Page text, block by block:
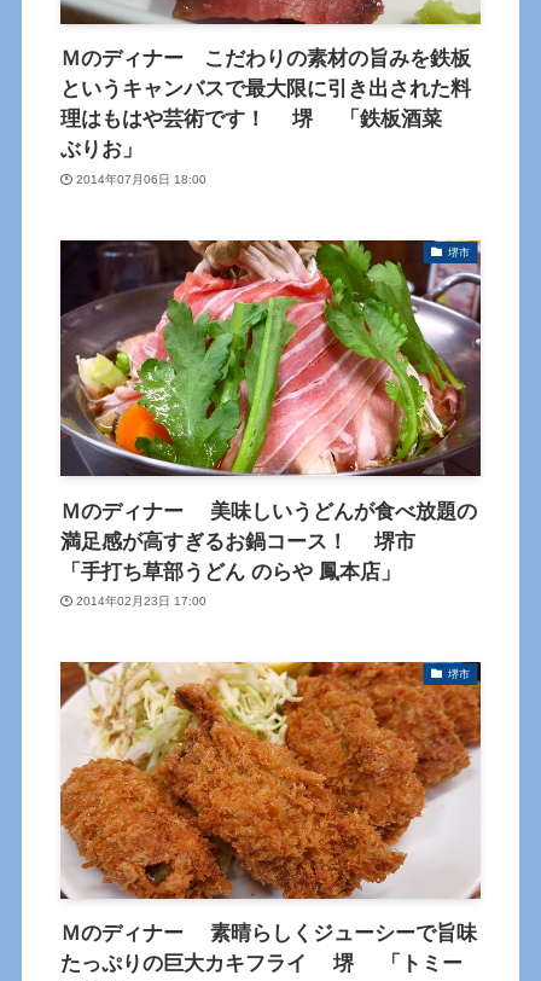
Ｍのディナー こだわりの素材の旨みを鉄板
というキャンバスで最大限に引き出された料
理はもはや芸術です！ 堺 「鉄板酒菜
ぶりお」
2014年07月06日 18:00
堺市
Ｍのディナー 美味しいうどんが食べ放題の
満足感が高すぎるお鍋コース！ 堺市
「手打ち草部うどん のらや 鳳本店」
2014年02月23日 17:00
堺市
Ｍのディナー 素晴らしくジューシーで旨味
たっぷりの巨大カキフライ 堺 「トミー